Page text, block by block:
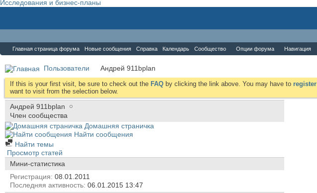
Исследования и бизнес-планы
Главная страница форума Новые сообщения Справка Календарь Сообщество Опции форума Навигация
Пользователи Андрей 911bplan
If this is your first visit, be sure to check out the FAQ by clicking the link above. You may have to register
want to visit from the selection below.
Андрей 911bplan
Член сообщества
Домашняя страничка
Найти сообщения
Найти темы
Просмотр статей
Мини-статистика
Регистрация 08.01.2011
Последняя активность 06.01.2015 13:47